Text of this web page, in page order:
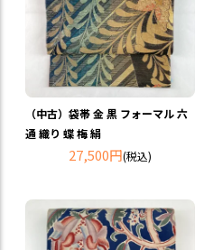
（中古）袋帯 金 黒 フォーマル 六
通 織り 蝶 梅 絹
27,500円(税込)